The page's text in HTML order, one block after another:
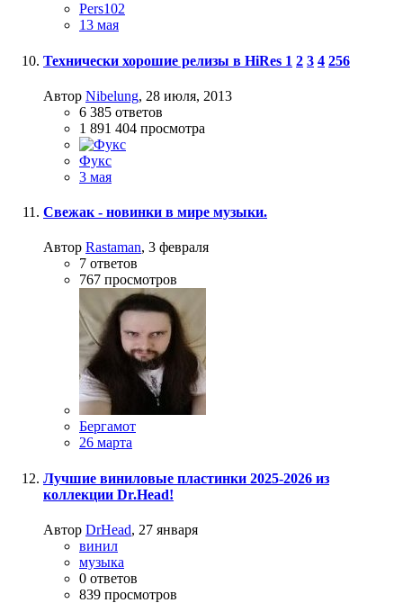
Pers102
13 мая
Технически хорошие релизы в HiRes 1 2 3 4 256
Автор Nibelung, 28 июля, 2013
6 385 ответов
1 891 404 просмотра
Фукс
3 мая
Свежак - новинки в мире музыки.
Автор Rastaman, 3 февраля
7 ответов
767 просмотров
Бергамот
26 марта
Лучшие виниловые пластинки 2025-2026 из
коллекции Dr.Head!
Автор DrHead, 27 января
винил
музыка
0 ответов
839 просмотров